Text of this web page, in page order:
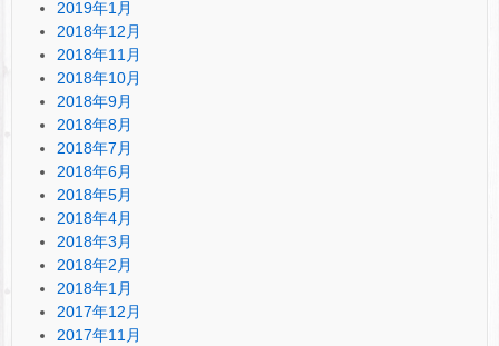
2019年1月
2018年12月
2018年11月
2018年10月
2018年9月
2018年8月
2018年7月
2018年6月
2018年5月
2018年4月
2018年3月
2018年2月
2018年1月
2017年12月
2017年11月